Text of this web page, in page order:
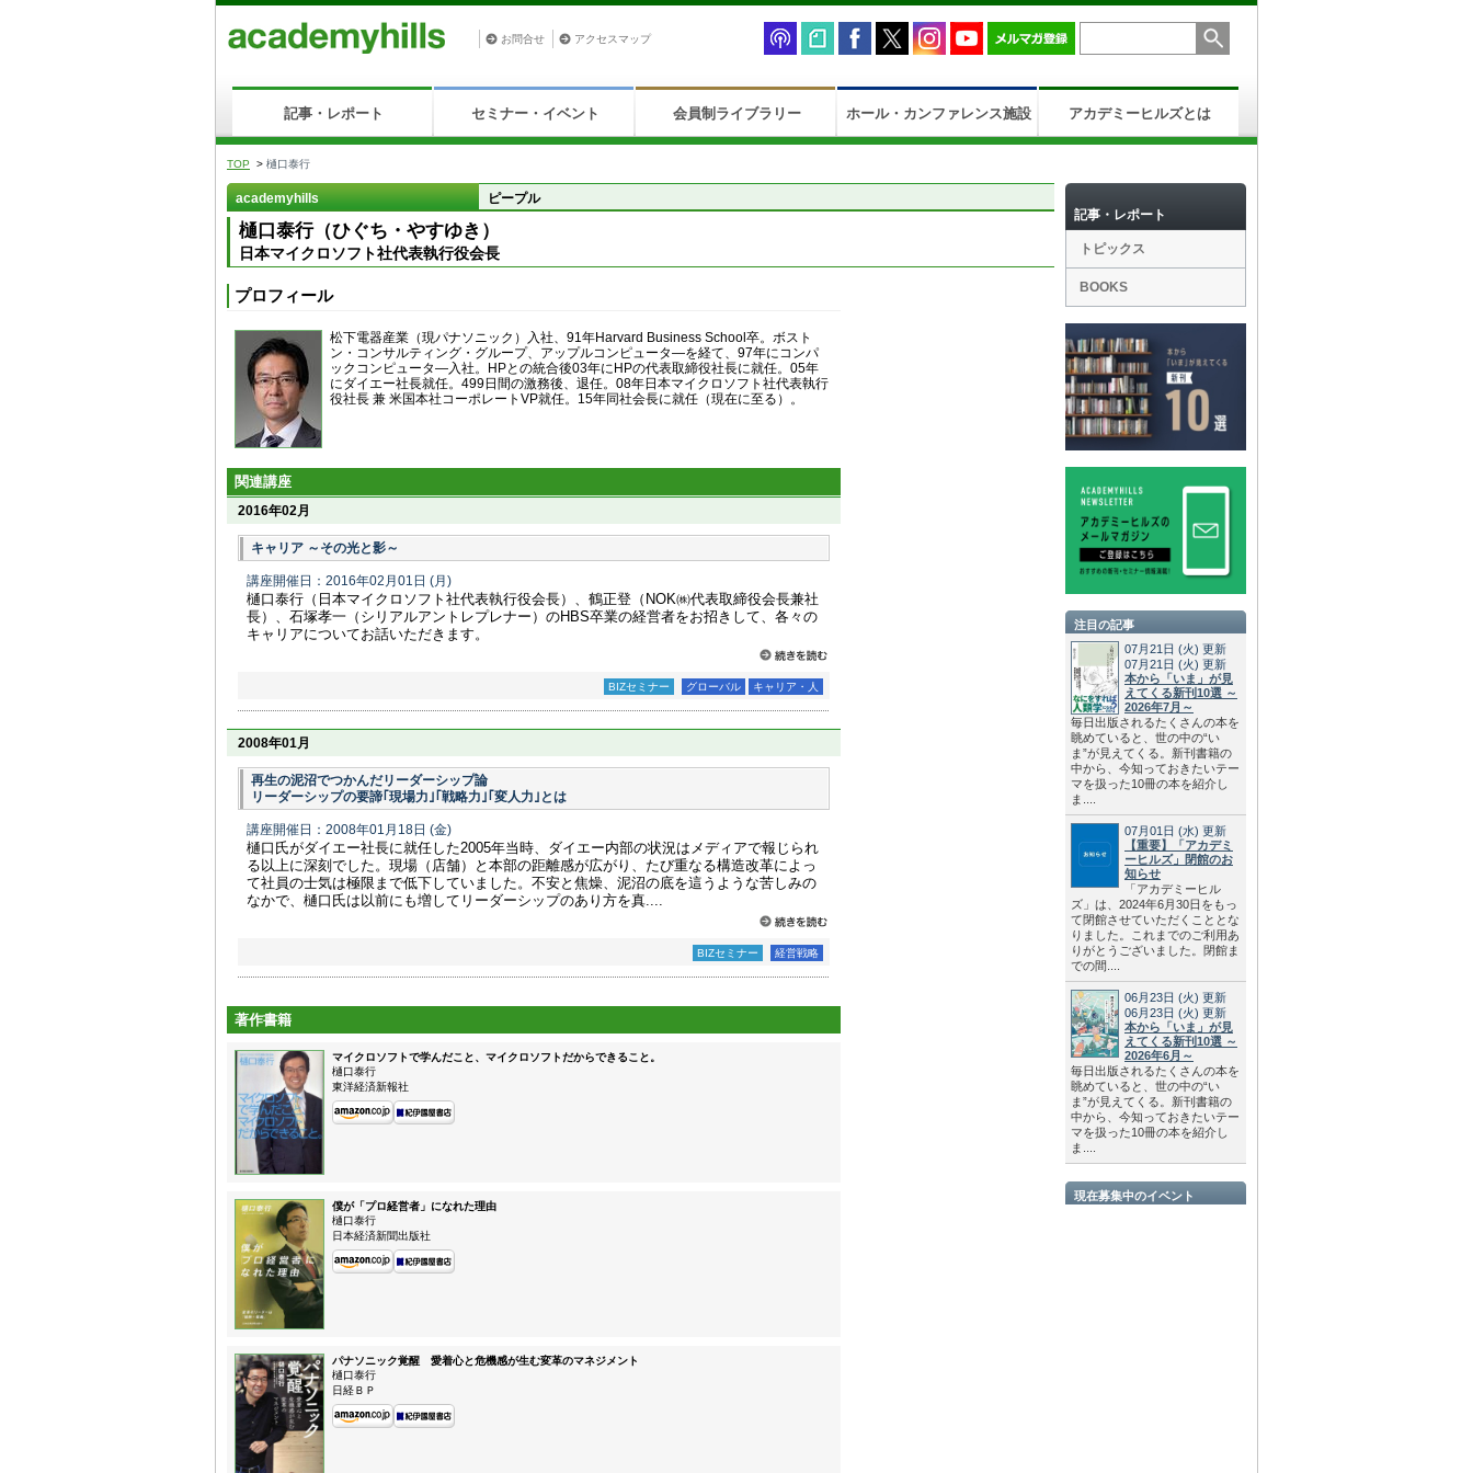
お問合せ アクセスマップ
記事・レポート セミナー・イベント 会員制ライブラリー ホール・カンファレンス施設 アカデミーヒルズとは
TOP > 樋口泰行
academyhills ピープル
樋口泰行（ひぐち・やすゆき）
日本マイクロソフト社代表執行役会長
プロフィール
松下電器産業（現パナソニック）入社、91年Harvard Business School卒。ボスト
ン・コンサルティング・グループ、アップルコンピュータ—を経て、97年にコンパ
ックコンピュータ—入社。HPとの統合後03年にHPの代表取締役社長に就任。05年
にダイエー社長就任。499日間の激務後、退任。08年日本マイクロソフト社代表執行
役社長 兼 米国本社コーポレートVP就任。15年同社会長に就任（現在に至る）。
関連講座
2016年02月
キャリア ～その光と影～
講座開催日：2016年02月01日 (月)
樋口泰行（日本マイクロソフト社代表執行役会長）、鶴正登（NOK㈱代表取締役会長兼社
長）、石塚孝一（シリアルアントレプレナー）のHBS卒業の経営者をお招きして、各々の
キャリアについてお話いただきます。
BIZセミナー グローバル キャリア・人
2008年01月
再生の泥沼でつかんだリーダーシップ論
リーダーシップの要諦｢現場力｣｢戦略力｣｢変人力｣とは
講座開催日：2008年01月18日 (金)
樋口氏がダイエー社長に就任した2005年当時、ダイエー内部の状況はメディアで報じられ
る以上に深刻でした。現場（店舗）と本部の距離感が広がり、たび重なる構造改革によっ
て社員の士気は極限まで低下していました。不安と焦燥、泥沼の底を這うような苦しみの
なかで、樋口氏は以前にも増してリーダーシップのあり方を真....
BIZセミナー 経営戦略
著作書籍
マイクロソフトで学んだこと、マイクロソフトだからできること。
樋口泰行
東洋経済新報社
僕が「プロ経営者」になれた理由
樋口泰行
日本経済新聞出版社
パナソニック覚醒 愛着心と危機感が生む変革のマネジメント
樋口泰行
日経ＢＰ
記事・レポート
トピックス
BOOKS
注目の記事
07月21日 (火) 更新
07月21日 (火) 更新
本から「いま」が見
えてくる新刊10選 ～
2026年7月～
毎日出版されるたくさんの本を
眺めていると、世の中の“い
ま”が見えてくる。新刊書籍の
中から、今知っておきたいテー
マを扱った10冊の本を紹介し
ま....
07月01日 (水) 更新
【重要】「アカデミ
ーヒルズ」閉館のお
知らせ
「アカデミーヒル
ズ」は、2024年6月30日をもっ
て閉館させていただくこととな
りました。これまでのご利用あ
りがとうございました。閉館ま
での間....
06月23日 (火) 更新
06月23日 (火) 更新
本から「いま」が見
えてくる新刊10選 ～
2026年6月～
毎日出版されるたくさんの本を
眺めていると、世の中の“い
ま”が見えてくる。新刊書籍の
中から、今知っておきたいテー
マを扱った10冊の本を紹介し
ま....
現在募集中のイベント